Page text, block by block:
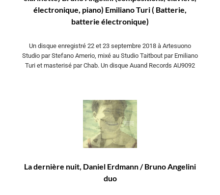
électronique, piano) Emiliano Turi ( Batterie,
batterie électronique)
Un disque enregistré 22 et 23 septembre 2018 à Artesuono
Studio par Stefano Amerio, mixé au Studio Taitbout par Emiliano
Turi et masterisé par Chab. Un disque Auand Records AU9092
La dernière nuit, Daniel Erdmann / Bruno Angelini
duo